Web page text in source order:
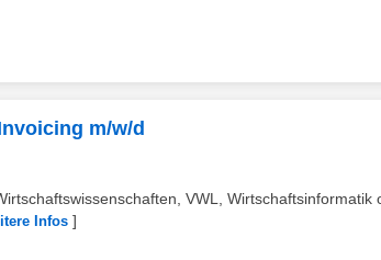
m/w/d
VWL, Wirtschaftsinformatik
Infos ]